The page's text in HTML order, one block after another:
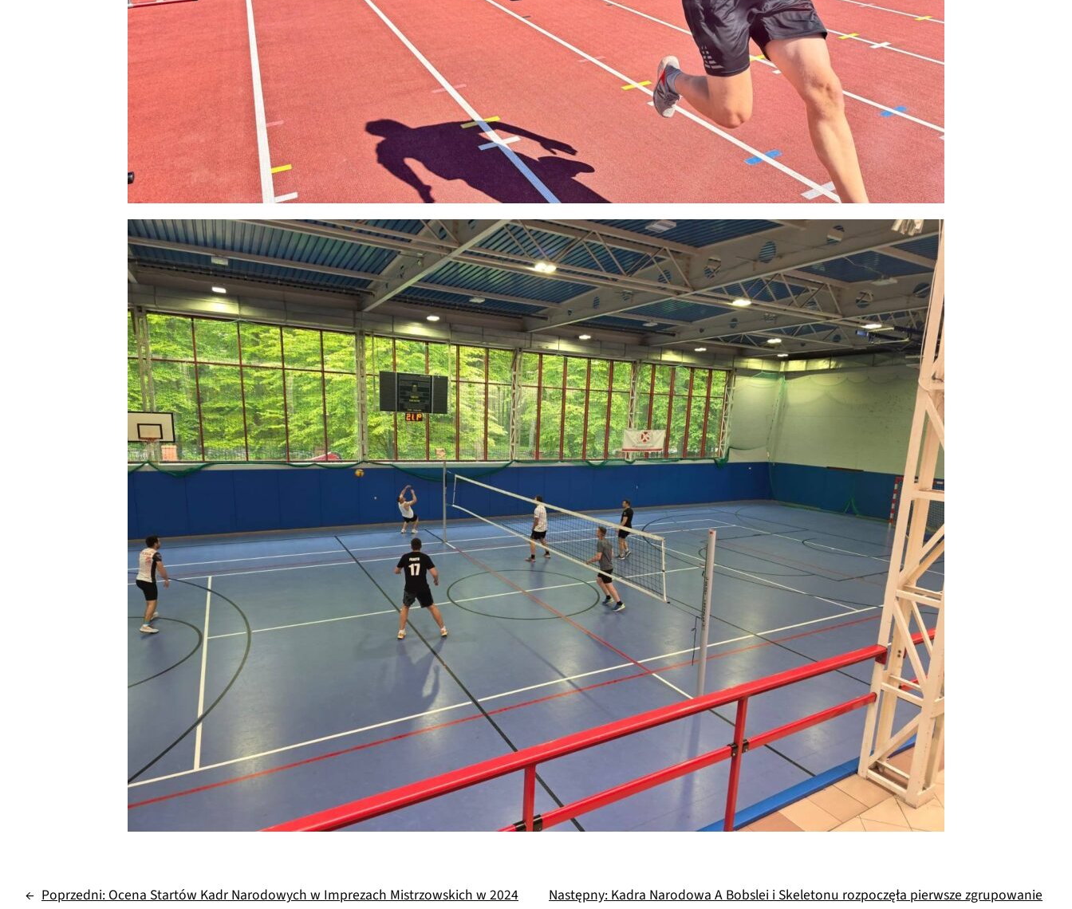
← Poprzedni:Ocena Startów Kadr Narodowych w Imprezach Mistrzowskich w 2024
Następny:Kadra Narodowa A Bobslei i Skeletonu rozpoczęła pierwsze zgrupowanie